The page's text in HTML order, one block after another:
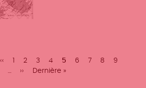
Page
précédente
‹‹ Page
1 Page
2 Page
3 Page
4
Page
courante
5 Page
6 Page
7 Page
8 Page
9
…
Page
››
Dernière
Dernière »